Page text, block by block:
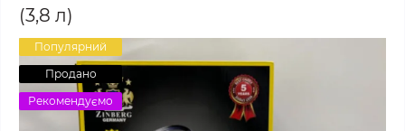
(3,8 л)
Популярний
Продано
Рекомендуємо